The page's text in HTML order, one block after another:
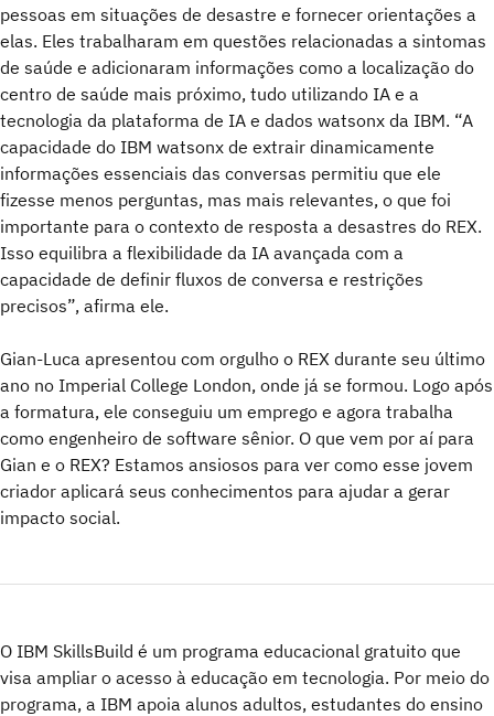
pessoas em situações de desastre e fornecer orientações a
elas. Eles trabalharam em questões relacionadas a sintomas
de saúde e adicionaram informações como a localização do
centro de saúde mais próximo, tudo utilizando IA e a
tecnologia da plataforma de IA e dados watsonx da IBM. “A
capacidade do IBM watsonx de extrair dinamicamente
informações essenciais das conversas permitiu que ele
fizesse menos perguntas, mas mais relevantes, o que foi
importante para o contexto de resposta a desastres do REX.
Isso equilibra a flexibilidade da IA avançada com a
capacidade de definir fluxos de conversa e restrições
precisos”, afirma ele.
Gian-Luca apresentou com orgulho o REX durante seu último
ano no Imperial College London, onde já se formou. Logo após
a formatura, ele conseguiu um emprego e agora trabalha
como engenheiro de software sênior. O que vem por aí para
Gian e o REX? Estamos ansiosos para ver como esse jovem
criador aplicará seus conhecimentos para ajudar a gerar
impacto social.
O IBM SkillsBuild é um programa educacional gratuito que
visa ampliar o acesso à educação em tecnologia. Por meio do
programa, a IBM apoia alunos adultos, estudantes do ensino